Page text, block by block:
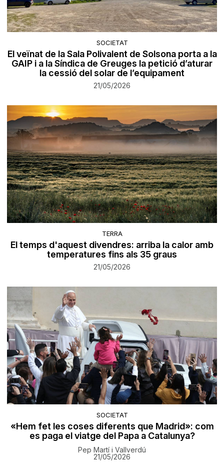
SOCIETAT
El veïnat de la Sala Polivalent de Solsona porta a la
GAIP i a la Síndica de Greuges la petició d’aturar
la cessió del solar de l’equipament
21/05/2026
TERRA
El temps d'aquest divendres: arriba la calor amb
temperatures fins als 35 graus
21/05/2026
SOCIETAT
«Hem fet les coses diferents que Madrid»: com
es paga el viatge del Papa a Catalunya?
Pep Martí i Vallverdú
21/05/2026